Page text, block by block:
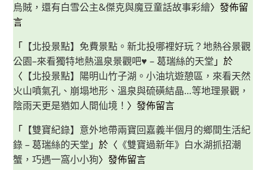
烏賊，還有白雪公主&傑克與魔豆童話故事彩繪〉發佈留
言
「 【北投景點】免費景點。新北投哪裡好玩？地熱谷景觀
公園–來看獨特地熱溫泉景觀吧♥ – 葛瑞絲的天堂 」於
〈 【北投景點】陽明山竹子湖。小油坑遊憩區，來看天然
火山噴氣孔、崩塌地形、溫泉與硫磺結晶…等地理景觀，
陰雨天更是猶如人間仙境！ 〉發佈留言
「 【雙寶紀錄】意外地帶兩寶回嘉義半個月的鄉間生活紀
錄 – 葛瑞絲的天堂 」於〈 《雙寶過新年》白水湖抓招潮
蟹，巧遇一窩小小狗〉發佈留言